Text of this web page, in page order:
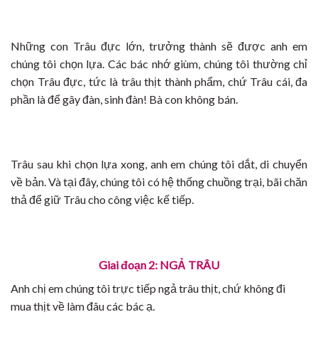
Những con Trâu đực lớn, trưởng thành sẽ được anh em
chúng tôi chọn lựa. Các bác nhớ giùm, chúng tôi thường chỉ
chọn Trâu đực, tức là trâu thịt thành phẩm, chứ Trâu cái, đa
phần là để gây đàn, sinh đàn! Bà con không bán.
Trâu sau khi chọn lựa xong, anh em chúng tôi dắt, di chuyển
về bản. Và tại đây, chúng tôi có hệ thống chuồng trại, bãi chăn
thả để giữ Trâu cho công việc kế tiếp.
Giai đoạn 2: NGẢ TRÂU
Anh chị em chúng tôi trực tiếp ngả trâu thịt, chứ không đi
mua thịt về làm đâu các bác ạ.